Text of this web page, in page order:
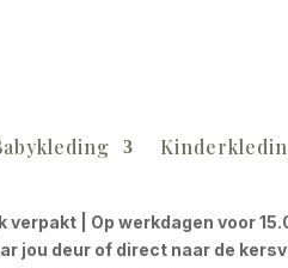
verpakt | Op werkdagen voor
jou deur of direct naar de